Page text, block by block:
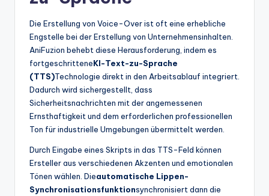
Die Erstellung von Voice-Over ist oft eine erhebliche
Engstelle bei der Erstellung von Unternehmensinhalten.
AniFuzion behebt diese Herausforderung, indem es
fortgeschritteneKI-Text-zu-Sprache
(TTS)Technologie direkt in den Arbeitsablauf integriert.
Dadurch wird sichergestellt, dass
Sicherheitsnachrichten mit der angemessenen
Ernsthaftigkeit und dem erforderlichen professionellen
Ton für industrielle Umgebungen übermittelt werden.
Durch Eingabe eines Skripts in das TTS-Feld können
Ersteller aus verschiedenen Akzenten und emotionalen
Tönen wählen. Dieautomatische Lippen-
Synchronisationsfunktionsynchronisiert dann die